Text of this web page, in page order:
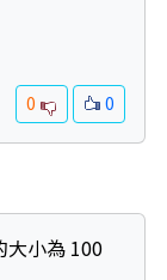
0 0
小為 100